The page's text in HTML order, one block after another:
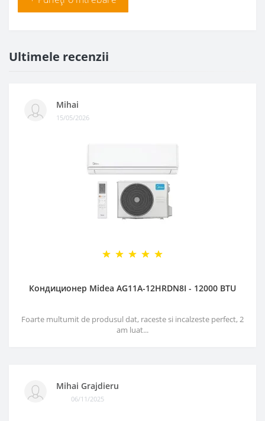
Ultimele recenzii
Mihai
15/05/2026
Кондиционер Midea AG11A-12HRDN8I - 12000 BTU
Foarte multumit de produsul dat, raceste si incalzeste perfect, 2
am luat...
Mihai Grajdieru
06/11/2025